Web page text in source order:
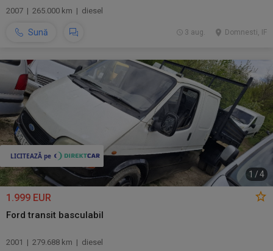
2007 | 265.000 km | diesel
Sună Domnesti, IF
3 aug.
1 /4
1.999 EUR
Ford transit basculabil
2001 | 279.688 km | diesel